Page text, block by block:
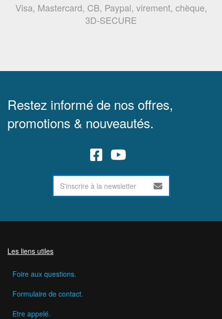
Visa, Mastercard, CB, Paypal, virement, chèque,
3D-SECURE
Restez informé de nos offres,
promotions & nouveautés.
Les liens utiles
Foire aux questions.
Formulaire de contact.
Etre appelé.